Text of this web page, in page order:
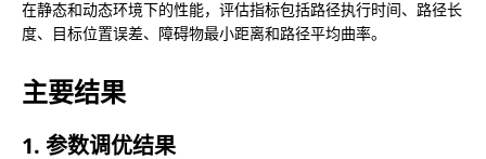
在静态和动态环境下的性能，评估指标包括路径执行时间、路径长
度、目标位置误差、障碍物最小距离和路径平均曲率。
主要结果
1. 参数调优结果